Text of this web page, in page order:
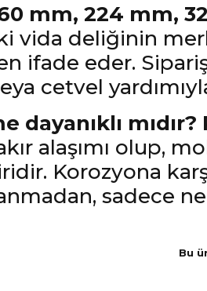
mm, 224 mm,
vida deliğinin
ifade eder.
cetvel
dayanıklı
alaşımı olup,
Korozyona
sadece
Bu